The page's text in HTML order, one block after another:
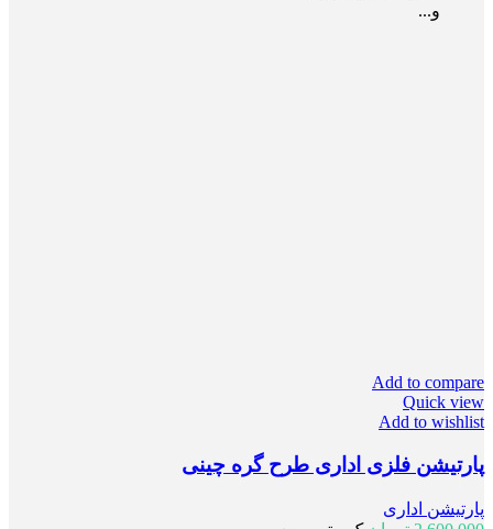
و...
Add to compare
Quick view
Add to wishlist
پارتیشن فلزی اداری طرح گره چینی
پارتیشن اداری